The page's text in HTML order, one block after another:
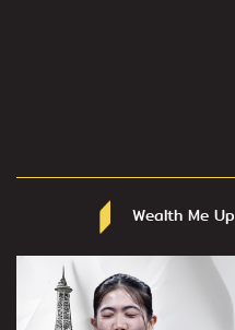
Wealth Me Up